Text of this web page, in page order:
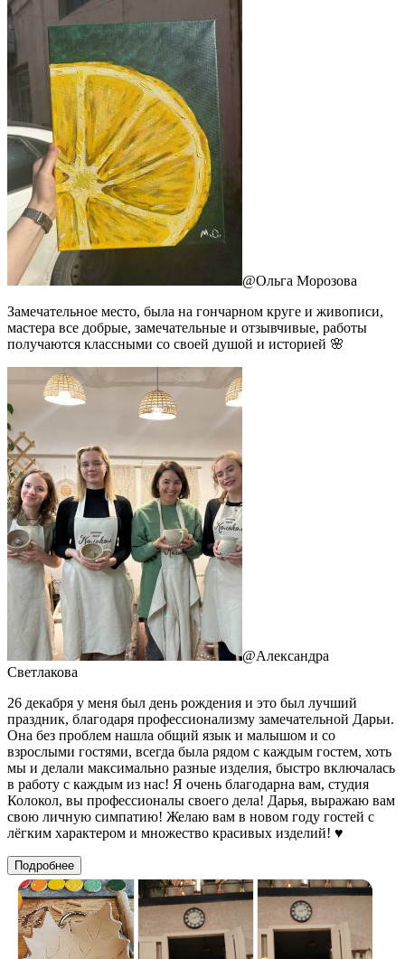
@Ольга Морозова
Замечательное место, была на гончарном круге и живописи,
мастера все добрые, замечательные и отзывчивые, работы
получаются классными со своей душой и историей 🌸
@Александра
Светлакова
26 декабря у меня был день рождения и это был лучший
праздник, благодаря профессионализму замечательной Дарьи.
Она без проблем нашла общий язык и малышом и со
взрослыми гостями, всегда была рядом с каждым гостем, хоть
мы и делали максимально разные изделия, быстро включалась
в работу с каждым из нас! Я очень благодарна вам, студия
Колокол, вы профессионалы своего дела! Дарья, выражаю вам
свою личную симпатию! Желаю вам в новом году гостей с
лёгким характером и множество красивых изделий! ♥
Подробнее